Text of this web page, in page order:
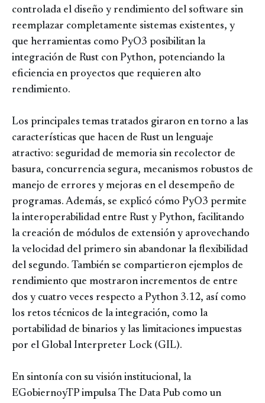
controlada el diseño y rendimiento del software sin
reemplazar completamente sistemas existentes, y
que herramientas como PyO3 posibilitan la
integración de Rust con Python, potenciando la
eficiencia en proyectos que requieren alto
rendimiento.
Los principales temas tratados giraron en torno a las
características que hacen de Rust un lenguaje
atractivo: seguridad de memoria sin recolector de
basura, concurrencia segura, mecanismos robustos de
manejo de errores y mejoras en el desempeño de
programas. Además, se explicó cómo PyO3 permite
la interoperabilidad entre Rust y Python, facilitando
la creación de módulos de extensión y aprovechando
la velocidad del primero sin abandonar la flexibilidad
del segundo. También se compartieron ejemplos de
rendimiento que mostraron incrementos de entre
dos y cuatro veces respecto a Python 3.12, así como
los retos técnicos de la integración, como la
portabilidad de binarios y las limitaciones impuestas
por el Global Interpreter Lock (GIL).
En sintonía con su visión institucional, la
EGobiernoyTP impulsa The Data Pub como un